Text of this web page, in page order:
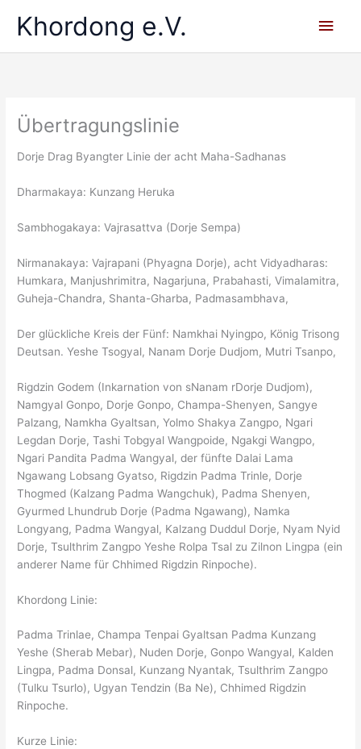
Khordong e.V.
Main
Übertragungslinie
Dorje Drag Byangter Linie der acht Maha-Sadhanas
Dharmakaya: Kunzang Heruka
Sambhogakaya: Vajrasattva (Dorje Sempa)
Nirmanakaya: Vajrapani (Phyagna Dorje), acht Vidyadharas:
Humkara, Manjushrimitra, Nagarjuna, Prabahasti, Vimalamitra,
Guheja-Chandra, Shanta-Gharba, Padmasambhava,
Der glückliche Kreis der Fünf: Namkhai Nyingpo, König Trisong
Deutsan. Yeshe Tsogyal, Nanam Dorje Dudjom, Mutri Tsanpo,
Rigdzin Godem (Inkarnation von sNanam rDorje Dudjom),
Namgyal Gonpo, Dorje Gonpo, Champa-Shenyen, Sangye
Palzang, Namkha Gyaltsan, Yolmo Shakya Zangpo, Ngari
Legdan Dorje, Tashi Tobgyal Wangpoide, Ngakgi Wangpo,
Ngari Pandita Padma Wangyal, der fünfte Dalai Lama
Ngawang Lobsang Gyatso, Rigdzin Padma Trinle, Dorje
Thogmed (Kalzang Padma Wangchuk), Padma Shenyen,
Gyurmed Lhundrub Dorje (Padma Ngawang), Namka
Longyang, Padma Wangyal, Kalzang Duddul Dorje, Nyam Nyid
Dorje, Tsulthrim Zangpo Yeshe Rolpa Tsal zu Zilnon Lingpa (ein
anderer Name für Chhimed Rigdzin Rinpoche).
Khordong Linie:
Padma Trinlae, Champa Tenpai Gyaltsan Padma Kunzang
Yeshe (Sherab Mebar), Nuden Dorje, Gonpo Wangyal, Kalden
Lingpa, Padma Donsal, Kunzang Nyantak, Tsulthrim Zangpo
(Tulku Tsurlo), Ugyan Tendzin (Ba Ne), Chhimed Rigdzin
Rinpoche.
Kurze Linie: